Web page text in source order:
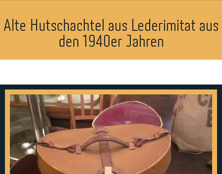
Alte Hutschachtel aus Lederimitat aus
den 1940er Jahren